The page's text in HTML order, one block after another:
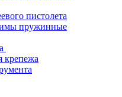
пистолета
пружинные
крепежа